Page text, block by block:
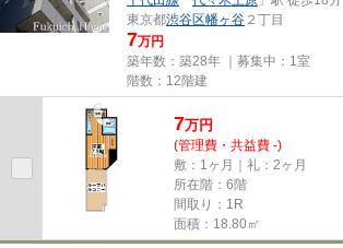
東京都渋谷区幡ヶ谷 ２丁目
7万円
築年数：築28年 ｜募集中： 1室
階数：12階建
7万円
(管理費・共益費 -)
敷：1ヶ月｜礼：2ヶ月
所在階：6階
間取り：1R
面積：18.80㎡